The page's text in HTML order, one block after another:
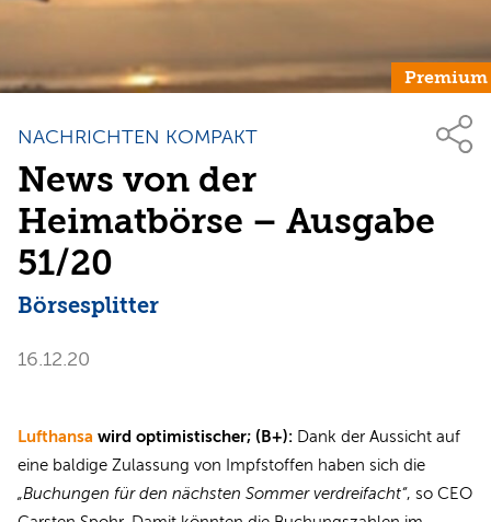
Premium
NACHRICHTEN KOMPAKT
News von der
Heimatbörse – Ausgabe
51/20
Börsesplitter
16.12.20
Lufthansa wird optimistischer; (B+): Dank der Aussicht auf
eine baldige Zulassung von Impfstoffen haben sich die
„Buchungen für den nächsten Sommer verdreifacht“, so CEO